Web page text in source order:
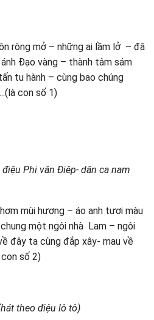
rông mở – những ai lầm lở – đã
Đạo vàng – thành tâm sám
tu hành – cùng bao chúng
con số 1)
Điêp- dân ca nam
mùi hương – áo anh tươi màu
một ngôi nhà Lam – ngôi
đây ta cùng đắp xây- mau về
số 2)
lô tô)